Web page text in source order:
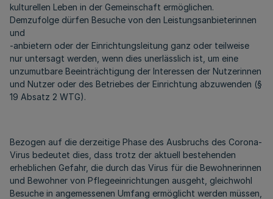
kulturellen Leben in der Gemeinschaft ermöglichen.
Demzufolge dürfen Besuche von den Leistungsanbieterinnen
und
-anbietern oder der Einrichtungsleitung ganz oder teilweise
nur untersagt werden, wenn dies unerlässlich ist, um eine
unzumutbare Beeinträchtigung der Interessen der Nutzerinnen
und Nutzer oder des Betriebes der Einrichtung abzuwenden (§
19 Absatz 2 WTG).
Bezogen auf die derzeitige Phase des Ausbruchs des Corona-
Virus bedeutet dies, dass trotz der aktuell bestehenden
erheblichen Gefahr, die durch das Virus für die Bewohnerinnen
und Bewohner von Pflegeeinrichtungen ausgeht, gleichwohl
Besuche in angemessenen Umfang ermöglicht werden müssen,